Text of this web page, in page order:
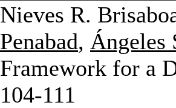
Nieves R.
Penabad, Ángeles
Framework for a
104-111